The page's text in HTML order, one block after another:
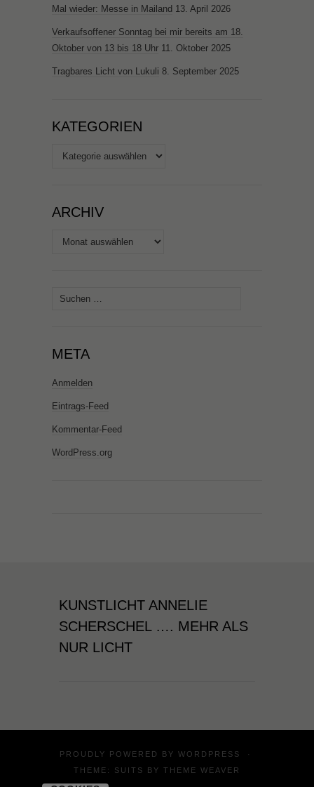
Mal wieder: Messe in Mailand 13. April 2026
Verkaufsoffener Sonntag bei mir bereits am 18.
Oktober von 13 bis 18 Uhr 11. Oktober 2025
Tragbares Licht von Lukuli 8. September 2025
KATEGORIEN
Kategorien
ARCHIV
Archiv
Suchen
META
Anmelden
Eintrags-Feed
Kommentar-Feed
WordPress.org
KUNSTLICHT ANNELIE
SCHERSCHEL …. MEHR ALS
NUR LICHT
PROUDLY POWERED BY WORDPRESS
·
THEME: SUITS BY THEME WEAVER